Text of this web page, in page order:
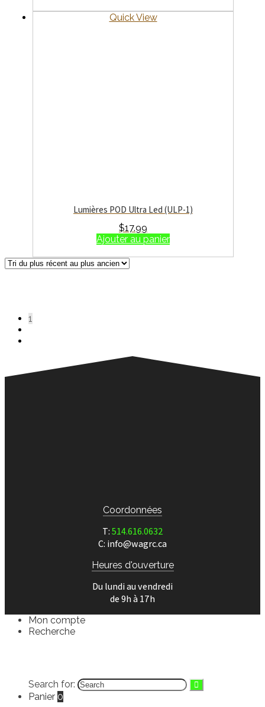
Quick View
Lumières POD Ultra Led (ULP-1)
$17.99
Ajouter au panier
1
Coordonnées
T:514.616.0632
C: info@wagrc.ca
Heures d'ouverture
Du lundi au vendredi
de 9h à 17h
Mon compte
Recherche
Search for:
Panier 0
Français